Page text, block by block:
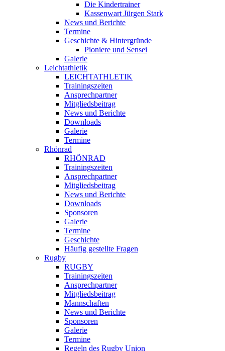
Die Kindertrainer
Kassenwart Jürgen Stark
News und Berichte
Termine
Geschichte & Hintergründe
Pioniere und Sensei
Galerie
Leichtathletik
LEICHTATHLETIK
Trainingszeiten
Ansprechpartner
Mitgliedsbeitrag
News und Berichte
Downloads
Galerie
Termine
Rhönrad
RHÖNRAD
Trainingszeiten
Ansprechpartner
Mitgliedsbeitrag
News und Berichte
Downloads
Sponsoren
Galerie
Termine
Geschichte
Häufig gestellte Fragen
Rugby
RUGBY
Trainingszeiten
Ansprechpartner
Mitgliedsbeitrag
Mannschaften
News und Berichte
Sponsoren
Galerie
Termine
Regeln des Rugby Union